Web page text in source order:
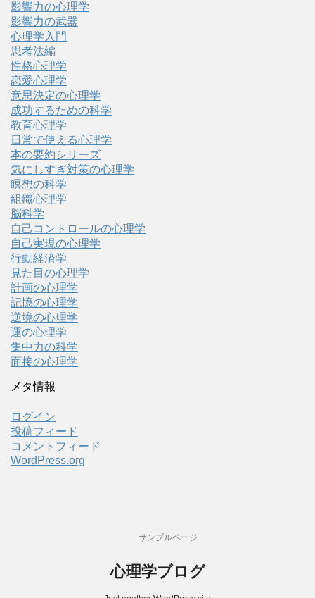
影響力の心理学
影響力の武器
心理学入門
思考法編
性格心理学
恋愛心理学
意思決定の心理学
成功するための科学
教育心理学
日常で使える心理学
本の要約シリーズ
気にしすぎ対策の心理学
瞑想の科学
組織心理学
脳科学
自己コントロールの心理学
自己実現の心理学
行動経済学
見た目の心理学
計画の心理学
記憶の心理学
逆境の心理学
運の心理学
集中力の科学
面接の心理学
メタ情報
ログイン
投稿フィード
コメントフィード
WordPress.org
サンプルページ
心理学ブログ